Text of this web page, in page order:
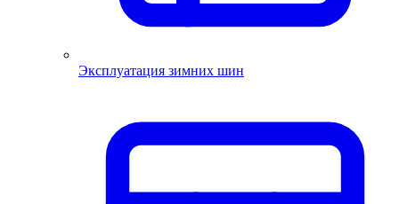
Эксплуатация зимних шин